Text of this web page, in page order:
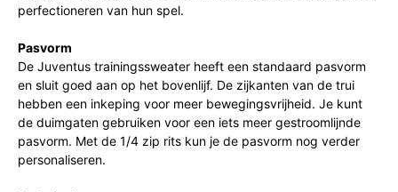
perfectioneren van hun spel.
Pasvorm
De Juventus trainingssweater heeft een standaard pasvorm
en sluit goed aan op het bovenlijf. De zijkanten van de trui
hebben een inkeping voor meer bewegingsvrijheid. Je kunt
de duimgaten gebruiken voor een iets meer gestroomlijnde
pasvorm. Met de 1/4 zip rits kun je de pasvorm nog verder
personaliseren.